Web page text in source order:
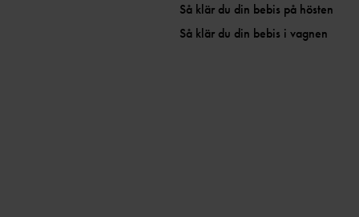
Så klär du din bebis på hösten
Så klär du din bebis i vagnen